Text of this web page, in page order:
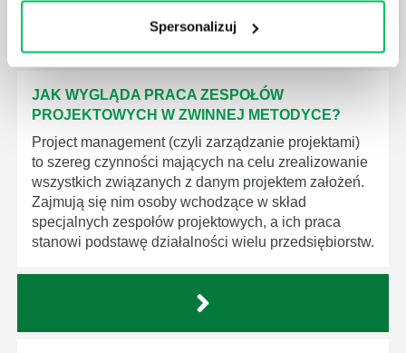
Spersonalizuj
OSTATNIE ARTYKUŁY
z tej strefy wiedzy
JAK WYGLĄDA PRACA ZESPOŁÓW
PROJEKTOWYCH W ZWINNEJ METODYCE?
Project management (czyli zarządzanie projektami)
to szereg czynności mających na celu zrealizowanie
wszystkich związanych z danym projektem założeń.
Zajmują się nim osoby wchodzące w skład
specjalnych zespołów projektowych, a ich praca
stanowi podstawę działalności wielu przedsiębiorstw.